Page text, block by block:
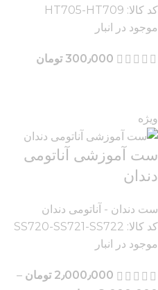
کد کالا: HT705-HT709
موجود در انبار
300٫000 تومان
ویژه
ست آموزشی آناتومی
دندان
ست دندان - آناتومی دندان
کد کالا: SS720-SS721-SS722
موجود در انبار
2٫000٫000 تومان –